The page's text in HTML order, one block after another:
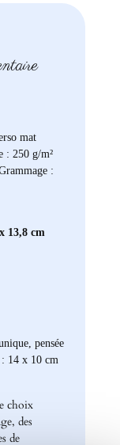
mat
: 250 g/m²
:
13,8 cm
pensée
14 x 10 cm
choix
des
de